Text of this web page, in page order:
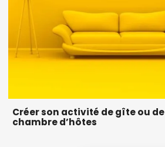
Créer son activité de gîte ou de
chambre d’hôtes